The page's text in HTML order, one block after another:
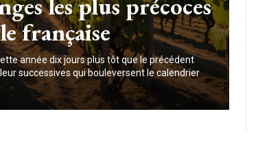
française
année dix jours plus tôt que le précédent
successives qui bouleversent le calendrier